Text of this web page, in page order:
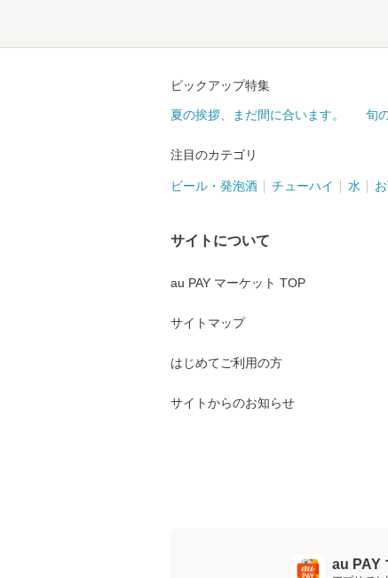
ピックアップ特集
夏の挨拶、まだ間に合います。 旬
注目のカテゴリ
ビール・発泡酒 チューハイ 水
サイトについて
au PAY マーケット TOP
サイトマップ
はじめてご利用の方
サイトからのお知らせ
au PAY